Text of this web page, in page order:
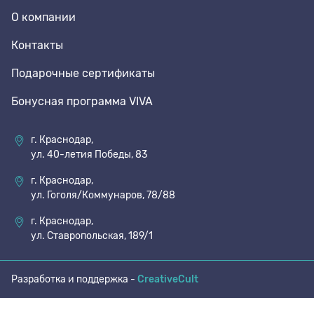
О компании
Контакты
Подарочные сертификаты
Бонусная программа VIVA
г. Краснодар,
ул. 40-летия Победы, 83
г. Краснодар,
ул. Гоголя/Коммунаров, 78/88
г. Краснодар,
ул. Ставропольская, 189/1
Разработка и поддержка - CreativeCult
8 den
Полустельки
Растяжитель и Очиститель
Рожки